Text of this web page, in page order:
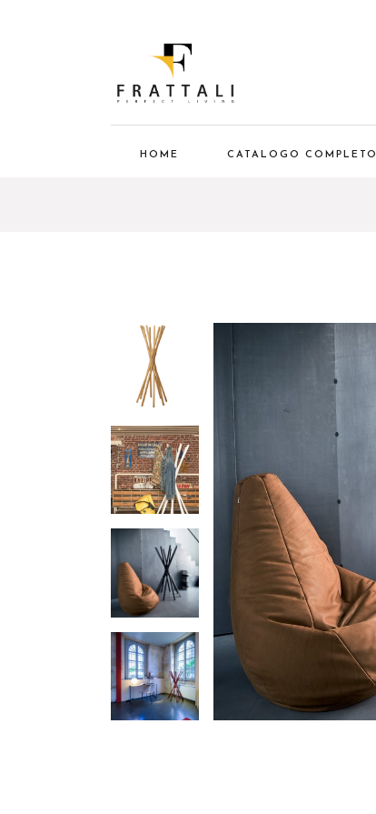
HOME CATALOGO COMPLETO